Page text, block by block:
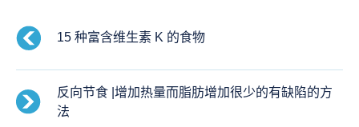
15 种富含维生素 K 的食物
反向节食 |增加热量而脂肪增加很少的有缺陷的方
法